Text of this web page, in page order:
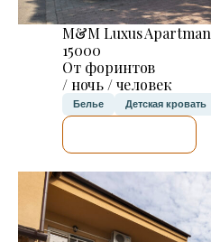
M&M Luxus Apartman
15000
От форинтов
/ ночь / человек
Белье Детская кровать